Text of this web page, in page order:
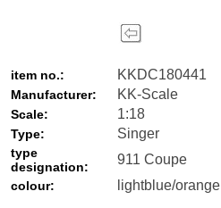
item no.: KKDC180441
Manufacturer: KK-Scale
Scale: 1:18
Type: Singer
type
designation:
911 Coupe
colour: lightblue/orange